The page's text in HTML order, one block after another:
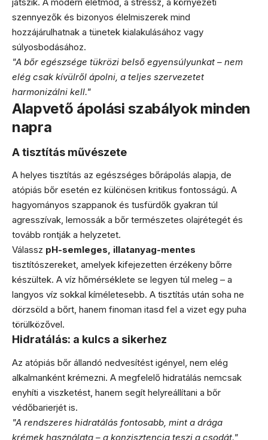
játszik. A modern életmód, a stressz, a környezeti
szennyezők és bizonyos élelmiszerek mind
hozzájárulhatnak a tünetek kialakulásához vagy
súlyosbodásához.
"A bőr egészsége tükrözi belső egyensúlyunkat – nem
elég csak kívülről ápolni, a teljes szervezetet
harmonizálni kell."
Alapvető ápolási szabályok minden
napra
A tisztítás művészete
A helyes tisztítás az egészséges bőrápolás alapja, de
atópiás bőr esetén ez különösen kritikus fontosságú. A
hagyományos szappanok és tusfürdők gyakran túl
agresszívak, lemossák a bőr természetes olajrétegét és
tovább rontják a helyzetet.
Válassz pH-semleges, illatanyag-mentes
tisztítószereket, amelyek kifejezetten érzékeny bőrre
készültek. A víz hőmérséklete se legyen túl meleg – a
langyos víz sokkal kíméletesebb. A tisztítás után soha ne
dörzsöld a bőrt, hanem finoman itasd fel a vizet egy puha
törülközővel.
Hidratálás: a kulcs a sikerhez
Az atópiás bőr állandó nedvesítést igényel, nem elég
alkalmanként krémezni. A megfelelő hidratálás nemcsak
enyhíti a viszketést, hanem segít helyreállítani a bőr
védőbarierjét is.
"A rendszeres hidratálás fontosabb, mint a drága
krémek használata – a konzisztencia teszi a csodát."